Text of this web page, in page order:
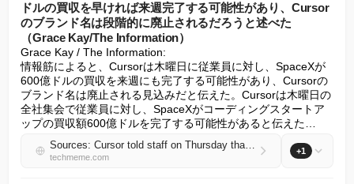
ドルの買収を早ければ来週完了する可能性があり、Cursor
のブランド名は段階的に廃止されるだろうと述べた
（Grace Kay/The Information）
Grace Kay / The Information:
情報筋によると、Cursorは木曜日に従業員に対し、SpaceXが
600億ドルの買収を来週にも完了する可能性があり、Cursorの
ブランド名は廃止される見込みだと伝えた。Cursorは木曜日の
全社集会で従業員に対し、SpaceXがコーディングスタートア
ップの買収額600億ドルを完了する可能性があると伝えた…
Sources: Cursor told staff on Thursday that SpaceX could complete its $60B acquisition as soon as next week and the Cursor brand name will likely be phased out (Grace Kay/The Information)
techmeme.com
+1